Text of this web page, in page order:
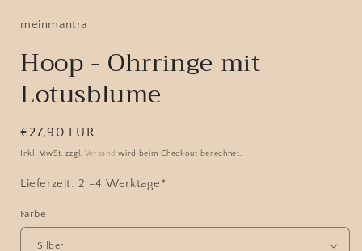
meinmantra
Hoop - Ohrringe mit
Lotusblume
Normaler
Preis
€27,90 EUR
Inkl. MwSt. zzgl. Versand wird beim Checkout berechnet.
Lieferzeit: 2 -4 Werktage*
Farbe